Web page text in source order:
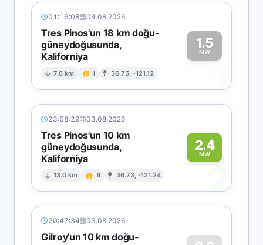
01:16:08 04.08.2026
Tres Pinos'un 18 km doğu-
güneydoğusunda,
Kaliforniya
7.6 km I 36.75, -121.12
1.5
MW
1
23:58:29 03.08.2026
Tres Pinos'un 10 km
güneydoğusunda,
Kaliforniya
13.0 km II 36.73, -121.24
2.4
MW
2
20:47:34 03.08.2026
Gilroy'un 10 km doğu-